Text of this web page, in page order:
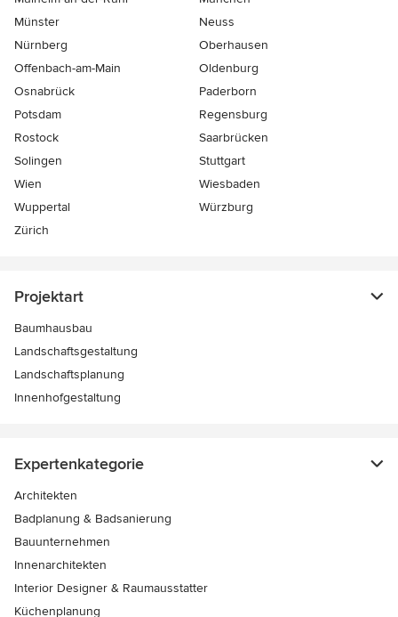
Münster
Neuss
Nürnberg
Oberhausen
Offenbach-am-Main
Oldenburg
Osnabrück
Paderborn
Potsdam
Regensburg
Rostock
Saarbrücken
Solingen
Stuttgart
Wien
Wiesbaden
Wuppertal
Würzburg
Zürich
Projektart
Baumhausbau
Landschaftsgestaltung
Landschaftsplanung
Innenhofgestaltung
Expertenkategorie
Architekten
Badplanung & Badsanierung
Bauunternehmen
Innenarchitekten
Interior Designer & Raumausstatter
Küchenplanung